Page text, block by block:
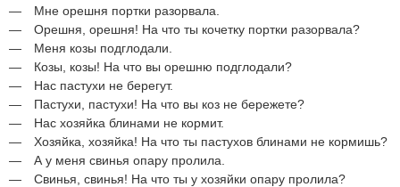
— Мне орешня портки разорвала.
— Орешня, орешня! На что ты кочетку портки разорвала?
— Меня козы подглодали.
— Козы, козы! На что вы орешню подглодали?
— Нас пастухи не берегут.
— Пастухи, пастухи! На что вы коз не бережете?
— Нас хозяйка блинами не кормит.
— Хозяйка, хозяйка! На что ты пастухов блинами не кормишь?
— А у меня свинья опару пролила.
— Свинья, свинья! На что ты у хозяйки опару пролила?